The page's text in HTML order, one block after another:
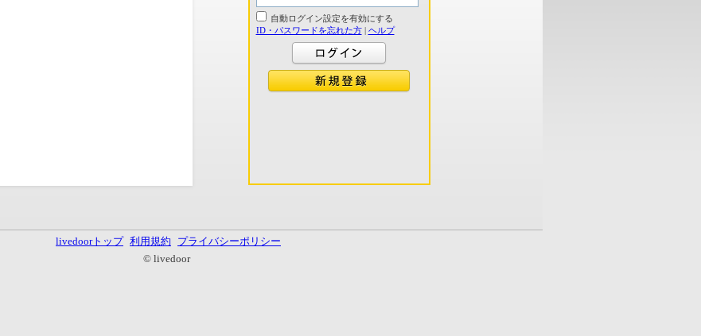
自動ログイン設定を有効にする
ID・パスワードを忘れた方| ヘルプ
livedoorトップ 利用規約
プライバシーポリシー
© livedoor